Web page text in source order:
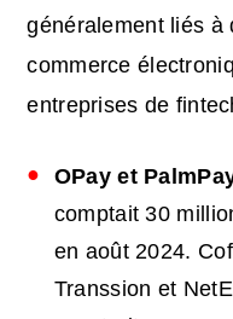
généralement liés à
commerce
entreprises de
OPay et
comptait 30
en août 2024.
Transsion et